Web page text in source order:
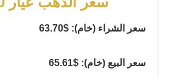
سعر الشراء (خام): $63.70
سعر البيع (خام): $65.61